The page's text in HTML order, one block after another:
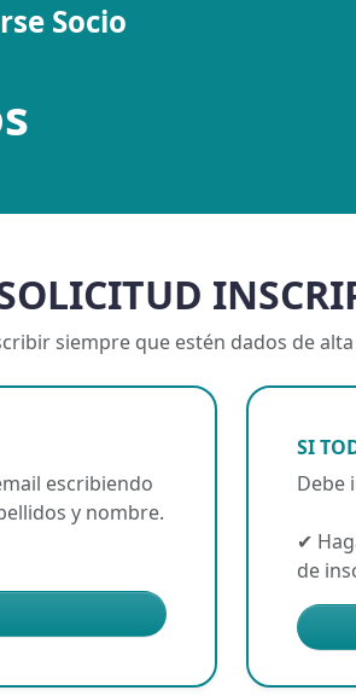
Socio
siempre que estén dados de
escribiendo
y nombre.
SI
Debe
✔
de